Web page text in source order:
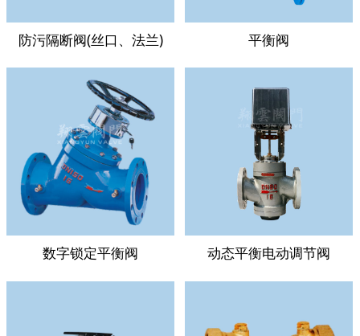
防污隔断阀(丝口、法兰) 平衡阀
数字锁定平衡阀 动态平衡电动调节阀